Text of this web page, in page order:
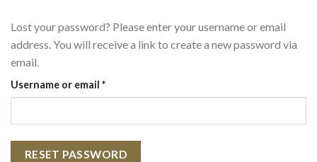
Lost your password? Please enter your username or email
address. You will receive a link to create a new password via
email.
Username or email *Required
RESET PASSWORD